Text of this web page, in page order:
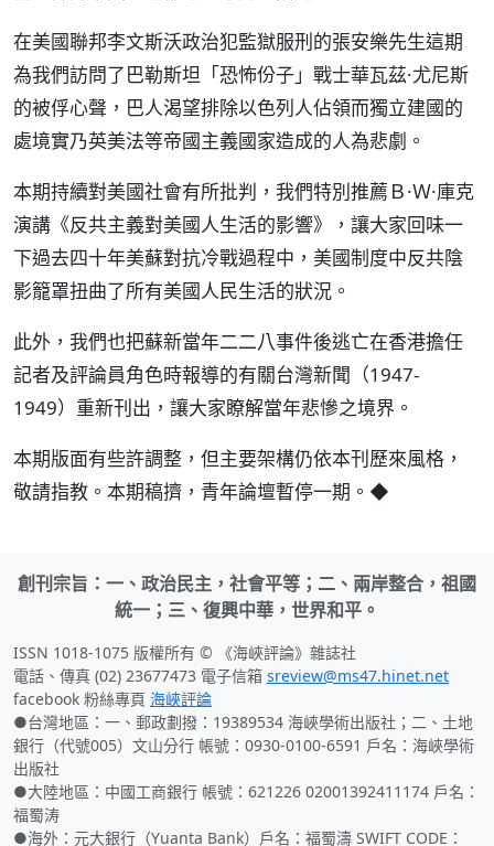
在美國聯邦李文斯沃政治犯監獄服刑的張安樂先生這期
為我們訪問了巴勒斯坦「恐怖份子」戰士華瓦茲·尤尼斯
的被俘心聲，巴人渴望排除以色列人佔領而獨立建國的
處境實乃英美法等帝國主義國家造成的人為悲劇。
本期持續對美國社會有所批判，我們特別推薦Ｂ·Ｗ·庫克
演講《反共主義對美國人生活的影響》，讓大家回味一
下過去四十年美蘇對抗冷戰過程中，美國制度中反共陰
影籠罩扭曲了所有美國人民生活的狀況。
此外，我們也把蘇新當年二二八事件後逃亡在香港擔任
記者及評論員角色時報導的有關台灣新聞（1947-
1949）重新刊出，讓大家瞭解當年悲慘之境界。
本期版面有些許調整，但主要架構仍依本刊歷來風格，
敬請指教。本期稿擠，青年論壇暫停一期。◆
創刊宗旨：一、政治民主，社會平等；二、兩岸整合，祖國
統一；三、復興中華，世界和平。
ISSN 1018-1075 版權所有 © 《海峽評論》雜誌社
電話、傳真 (02) 23677473 電子信箱 sreview@ms47.hinet.net
facebook 粉絲專頁 海峽評論
●台灣地區：一、郵政劃撥：19389534 海峽學術出版社；二、土地
銀行（代號005）文山分行 帳號：0930-0100-6591 戶名：海峽學術
出版社
●大陸地區：中國工商銀行 帳號：621226 02001392411174 戶名：
福蜀涛
●海外：元大銀行（Yuanta Bank）戶名：福蜀濤 SWIFT CODE：